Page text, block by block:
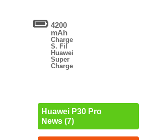
4200
mAh
Charge
S. Fil
Huawei
Super
Charge
Huawei P30 Pro
News (7)